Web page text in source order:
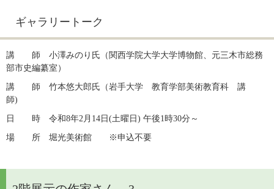
ギャラリートーク
講　　師　小澤みのり氏（関西学院大学大学博物館、元三木市総務
部市史編纂室）
講　　師　竹本悠大郎氏（岩手大学　教育学部美術教育科　講
師)
日　　時　令和8年2月14日(土曜日) 午後1時30分～
場　　所　堀光美術館　　※申込不要